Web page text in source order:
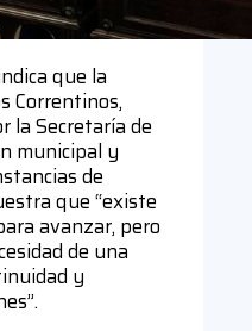
que la
Correntinos,
la Secretaría de
municipal y
de
que “existe
avanzar, pero
de una
y